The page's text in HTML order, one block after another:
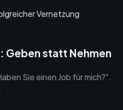
Geben statt Nehmen
Sie einen Job für mich?".